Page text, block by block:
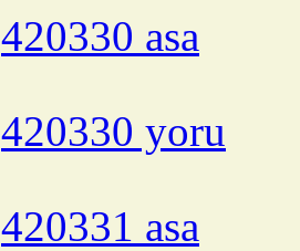
420330 asa
420330 yoru
420331 asa